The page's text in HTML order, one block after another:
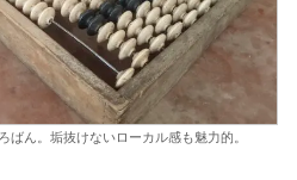
ばん。垢抜けないローカル感も魅力的。